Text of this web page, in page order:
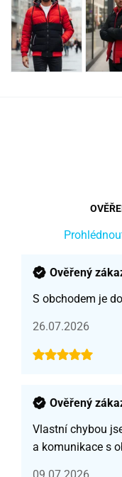
Ověřený
S obchodem je
26.07.2026
Ověřený
Vlastní chybou
a komunikace s